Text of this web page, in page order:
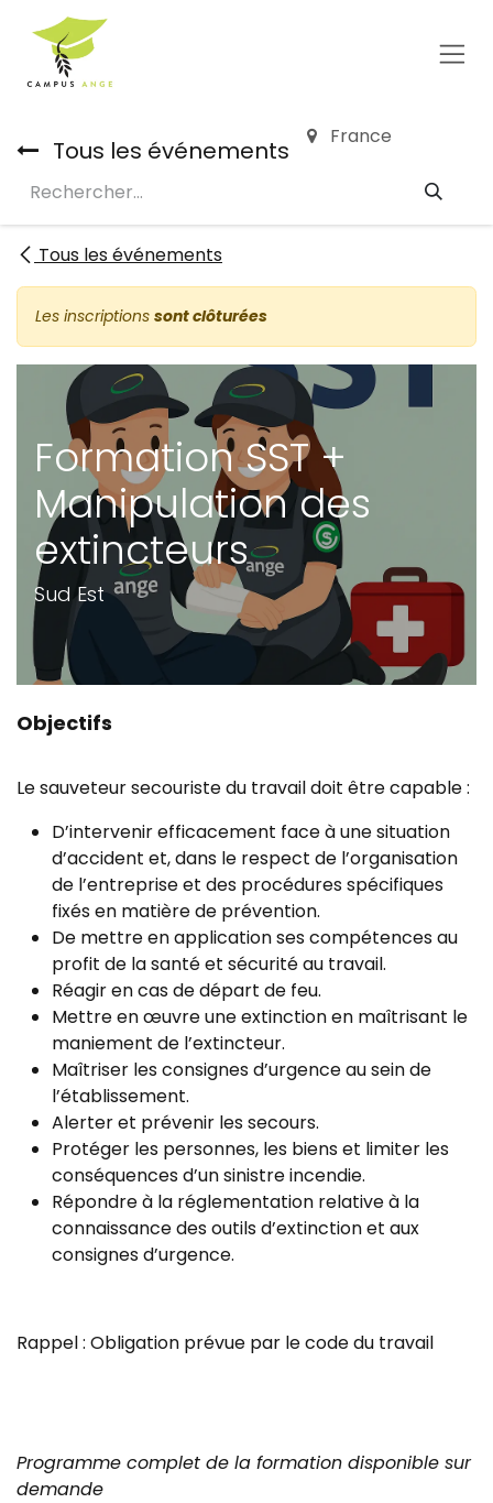
Se rendre au contenu
Tous les événements France
Tous les événements
Les inscriptions sont clôturées
Formation SST +
Manipulation des
extincteurs
Sud Est
Objectifs
Le sauveteur secouriste du travail doit être capable :
D’intervenir efficacement face à une situation
d’accident et, dans le respect de l’organisation
de l’entreprise et des procédures spécifiques
fixés en matière de prévention.
De mettre en application ses compétences au
profit de la santé et sécurité au travail.
Réagir en cas de départ de feu.
Mettre en œuvre une extinction en maîtrisant le
maniement de l’extincteur.
Maîtriser les consignes d’urgence au sein de
l’établissement.
Alerter et prévenir les secours.
Protéger les personnes, les biens et limiter les
conséquences d’un sinistre incendie.
Répondre à la réglementation relative à la
connaissance des outils d’extinction et aux
consignes d’urgence.
Rappel : Obligation prévue par le code du travail
Programme complet de la formation disponible sur
demande